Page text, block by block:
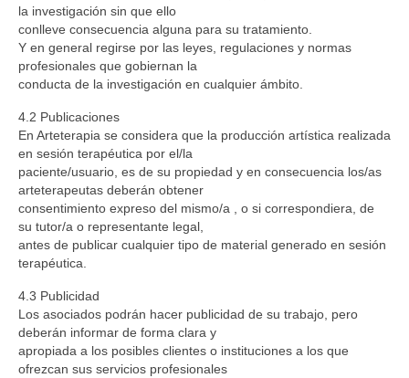
la investigación sin que ello
conlleve consecuencia alguna para su tratamiento.
Y en general regirse por las leyes, regulaciones y normas
profesionales que gobiernan la
conducta de la investigación en cualquier ámbito.
4.2 Publicaciones
En Arteterapia se considera que la producción artística realizada
en sesión terapéutica por el/la
paciente/usuario, es de su propiedad y en consecuencia los/as
arteterapeutas deberán obtener
consentimiento expreso del mismo/a , o si correspondiera, de
su tutor/a o representante legal,
antes de publicar cualquier tipo de material generado en sesión
terapéutica.
4.3 Publicidad
Los asociados podrán hacer publicidad de su trabajo, pero
deberán informar de forma clara y
apropiada a los posibles clientes o instituciones a los que
ofrezcan sus servicios profesionales